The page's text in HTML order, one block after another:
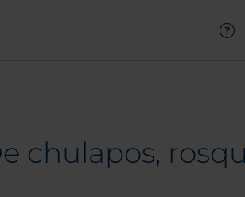
chulapos,